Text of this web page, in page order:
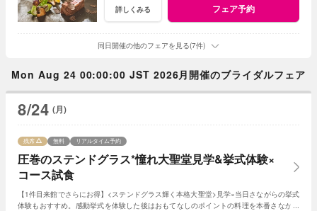
詳しくみる フェア予約
同日開催の他のフェアを見る(7件)
Mon Aug 24 00:00:00 JST 2026月開催のブライダルフェア
8/24 (月)
圧巻のステンドグラス*憧れ大聖堂見学&挙式体験×
コース試食
残席 無料 リアルタイム予約
【1件目来館でさらにお得】<ステンドグラス輝く本格大聖堂>見学×当日さながらの挙式
体験もおすすめ。感動挙式を体験した後はおもてなしのポイントの料理を本番さながら